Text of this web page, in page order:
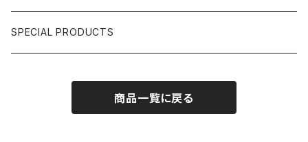
日本語ラップ CLASSIC GALLERY
パチソン/AUDIO CHECK/LIBRARY
BOOK
SPECIAL PRODUCTS
商品一覧に戻る